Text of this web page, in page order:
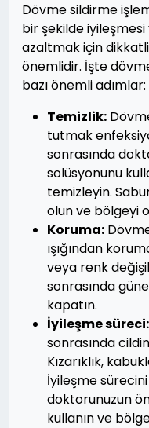
Dövme sildirme
bir şekilde
azaltmak için
önemlidir. İşte
bazı önemli adımlar:
Temizlik:
tutmak
sonrasında
solüsyonunu
temizleyin.
olun ve bölgeyi
Koruma:
ışığından
veya renk
sonrasında
kapatın.
İyileşme süreci:
sonrasında
Kızarıklık,
İyileşme
doktorunuzun
kullanın ve